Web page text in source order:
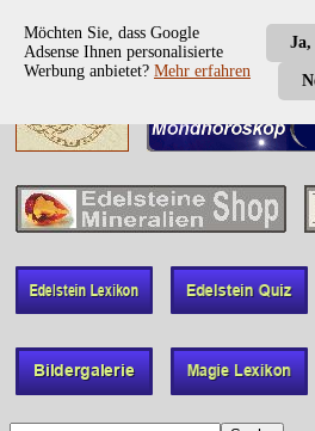
Ja,
Möchten Sie, dass Google
Adsense Ihnen personalisierte
Werbung anbietet? Mehr erfahren